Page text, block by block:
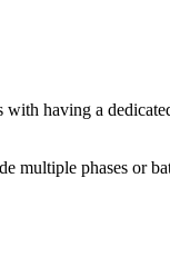
having a
multiple phases or